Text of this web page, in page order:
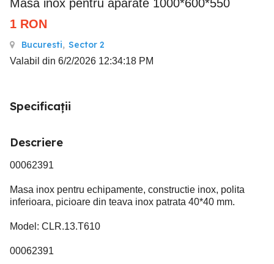
Masa inox pentru aparate 1000*600*550
1 RON
Bucuresti, Sector 2
Valabil din 6/2/2026 12:34:18 PM
Specificații
Descriere
00062391
Masa inox pentru echipamente, constructie inox, polita
inferioara, picioare din teava inox patrata 40*40 mm.
Model: CLR.13.T610
00062391